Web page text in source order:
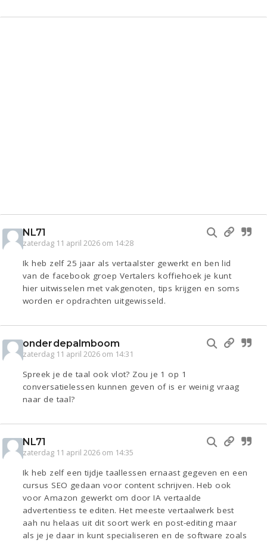
NL71
zaterdag 11 april 2026 om 14:28
Ik heb zelf 25 jaar als vertaalster gewerkt en ben lid
van de facebook groep Vertalers koffiehoek je kunt
hier uitwisselen met vakgenoten, tips krijgen en soms
worden er opdrachten uitgewisseld.
onderdepalmboom
zaterdag 11 april 2026 om 14:31
Spreek je de taal ook vlot? Zou je 1 op 1
conversatielessen kunnen geven of is er weinig vraag
naar de taal?
NL71
zaterdag 11 april 2026 om 14:35
Ik heb zelf een tijdje taallessen ernaast gegeven en een
cursus SEO gedaan voor content schrijven. Heb ook
voor Amazon gewerkt om door IA vertaalde
advertentiess te editen. Het meeste vertaalwerk best
aah nu helaas uit dit soort werk en post-editing maar
als je je daar in kunt specialiseren en de software zoals